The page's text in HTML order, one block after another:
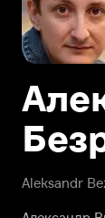
Aleksandr